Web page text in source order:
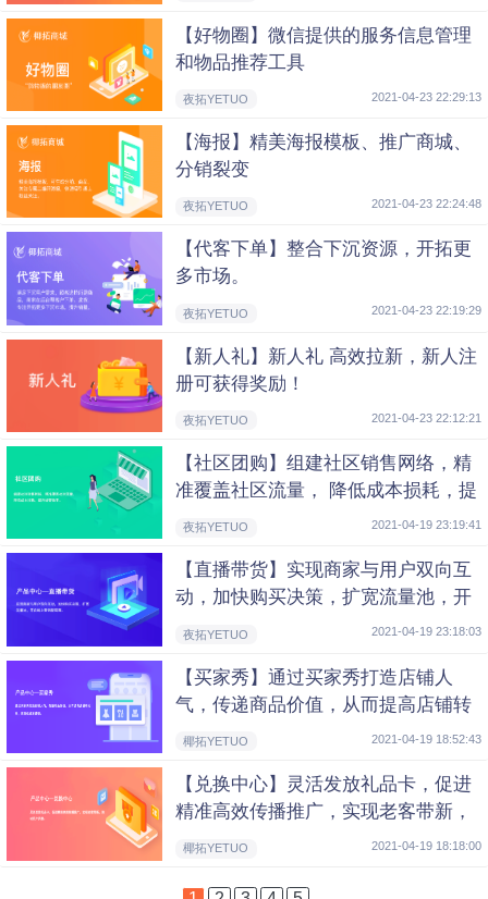
【好物圈】微信提供的服务信息管理
和物品推荐工具
夜拓YETUO 2021-04-23 22:29:13
【海报】精美海报模板、推广商城、
分销裂变
夜拓YETUO 2021-04-23 22:24:48
【代客下单】整合下沉资源，开拓更
多市场。
夜拓YETUO 2021-04-23 22:19:29
【新人礼】新人礼 高效拉新，新人注
册可获得奖励！
夜拓YETUO 2021-04-23 22:12:21
【社区团购】组建社区销售网络，精
准覆盖社区流量， 降低成本损耗，提
升经营效率。
夜拓YETUO 2021-04-19 23:19:41
【直播带货】实现商家与用户双向互
动，加快购买决策，扩宽流量池，开
启 线上营销新局面。
夜拓YETUO 2021-04-19 23:18:03
【买家秀】通过买家秀打造店铺人
气，传递商品价值，从而提高店铺转
化率，实现低成本营销。
椰拓YETUO 2021-04-19 18:52:43
【兑换中心】灵活发放礼品卡，促进
精准高效传播推广，实现老客带新，
推动用户消费
椰拓YETUO 2021-04-19 18:18:00